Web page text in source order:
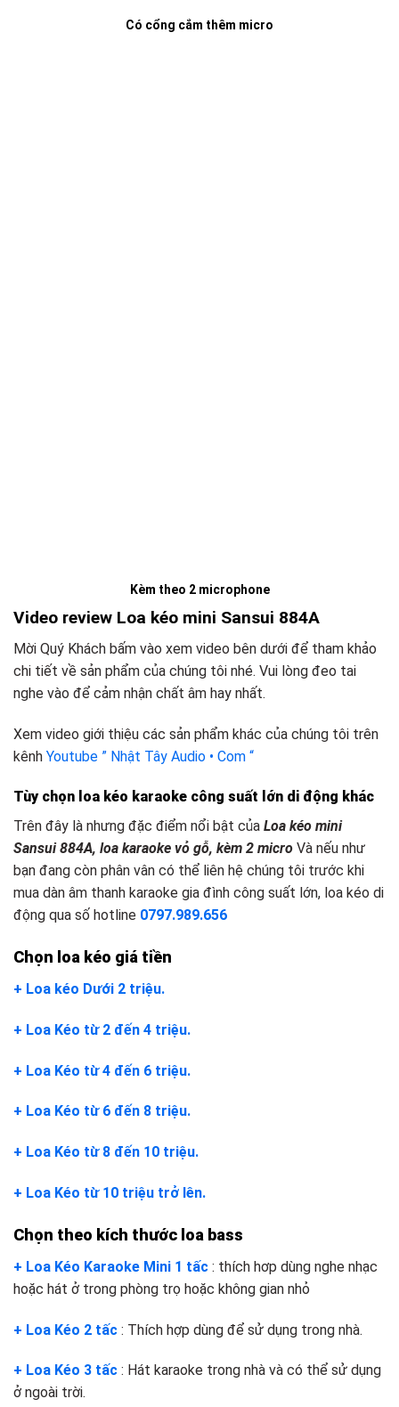
Có cổng cắm thêm micro
Kèm theo 2 microphone
Video review Loa kéo mini Sansui 884A
Mời Quý Khách bấm vào xem video bên dưới để tham khảo
chi tiết về sản phẩm của chúng tôi nhé. Vui lòng đeo tai
nghe vào để cảm nhận chất âm hay nhất.
Xem video giới thiệu các sản phẩm khác của chúng tôi trên
kênh Youtube ” Nhật Tây Audio • Com “
Tùy chọn loa kéo karaoke công suất lớn d i động khác
Trên đây là nhưng đặc điểm nổi bật của Loa kéo mini
Sansui 884A, loa karaoke vỏ gỗ, kèm 2 micro Và nếu như
bạn đang còn phân vân có thể liên hệ chúng tôi trước khi
mua dàn âm thanh karaoke gia đình công suất lớn, loa kéo di
động qua số hotline 0797.989.656
Chọn loa kéo giá tiền
+ Loa kéo Dưới 2 triệu.
+ Loa Kéo từ 2 đến 4 triệu.
+ Loa Kéo từ 4 đến 6 triệu.
+ Loa Kéo từ 6 đến 8 triệu.
+ Loa Kéo từ 8 đến 10 triệu.
+ Loa Kéo từ 10 triệu trở lên.
Chọn theo kích thước loa bass
+ Loa Kéo Karaoke Mini 1 tấc : thích hơp dùng nghe nhạc
hoặc hát ở trong phòng trọ hoặc không gian nhỏ
+ Loa Kéo 2 tấc : Thích hợp dùng để sử dụng trong nhà.
+ Loa Kéo 3 tấc : Hát karaoke trong nhà và có thể sử dụng
ở ngoài trời.